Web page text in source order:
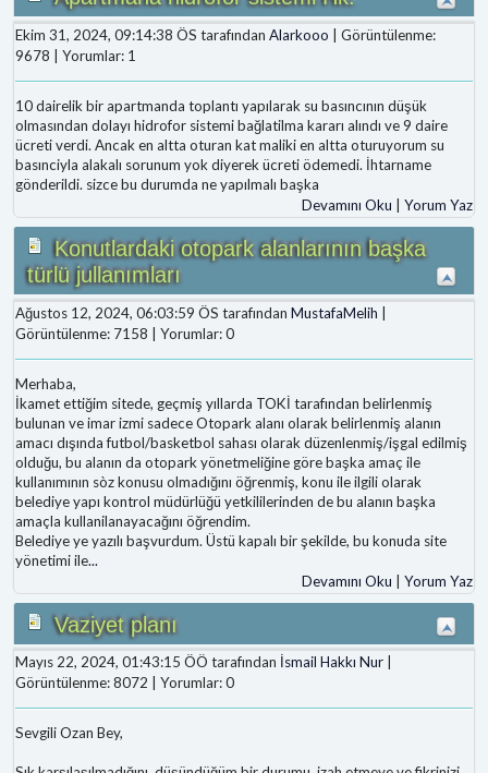
Ekim 31, 2024, 09:14:38 ÖS tarafından Alarkooo | Görüntülenme:
9678 | Yorumlar: 1
10 dairelik bir apartmanda toplantı yapılarak su basıncının düşük
olmasından dolayı hidrofor sistemi bağlatilma kararı alındı ve 9 daire
ücreti verdi. Ancak en altta oturan kat maliki en altta oturuyorum su
basınciyla alakalı sorunum yok diyerek ücreti ödemedi. İhtarname
gönderildi. sizce bu durumda ne yapılmalı başka
Devamını Oku
Yorum Yaz
Konutlardaki otopark alanlarının başka
türlü jullanımları
Ağustos 12, 2024, 06:03:59 ÖS tarafından MustafaMelih
Görüntülenme: 7158 | Yorumlar: 0
Merhaba,
İkamet ettiğim sitede, geçmiş yıllarda TOKİ tarafından belirlenmiş
bulunan ve imar izmi sadece Otopark alanı olarak belirlenmiş alanın
amacı dışında futbol/basketbol sahası olarak düzenlenmiş/işgal edilmiş
olduğu, bu alanın da otopark yönetmeliğine göre başka amaç ile
kullanımının sòz konusu olmadığını öğrenmiş, konu ile ilgili olarak
belediye yapı kontrol müdürlüğü yetkililerinden de bu alanın başka
amaçla kullanilanayacağını öğrendim.
Belediye ye yazılı başvurdum. Üstü kapalı bir şekilde, bu konuda site
yönetimi ile...
Devamını Oku
Yorum Yaz
Vaziyet planı
Mayıs 22, 2024, 01:43:15 ÖÖ tarafından İsmail Hakkı Nur
Görüntülenme: 8072 | Yorumlar: 0
Sevgili Ozan Bey,